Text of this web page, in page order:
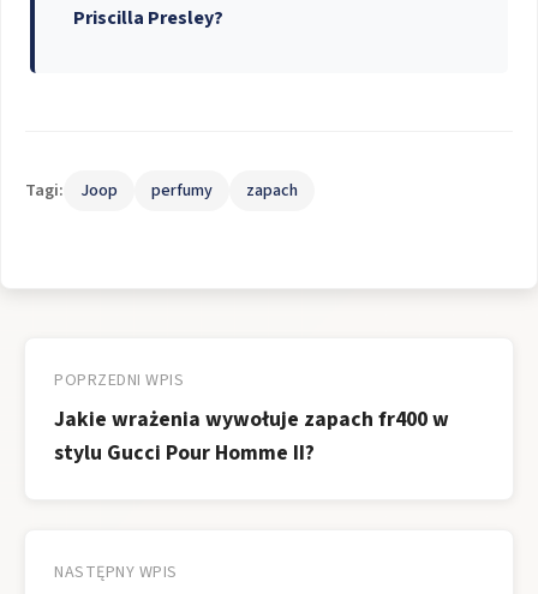
Priscilla Presley?
Tagi: Joop perfumy zapach
wpisu
POPRZEDNI WPIS
Jakie wrażenia wywołuje zapach fr400 w
stylu Gucci Pour Homme II?
NASTĘPNY WPIS